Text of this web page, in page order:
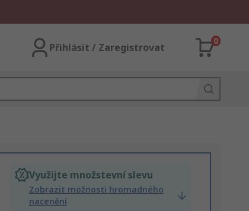
Přihlásit / Zaregistrovat
0
Využijte množstevní slevu
Zobrazit možnosti hromadného
nacenění